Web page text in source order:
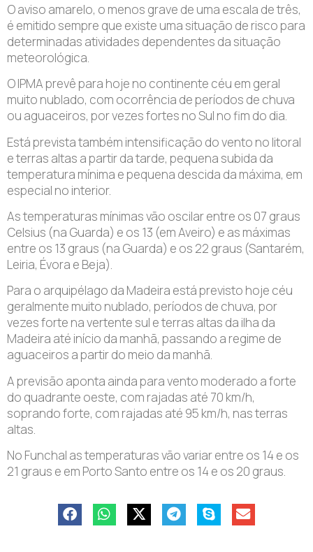
O aviso amarelo, o menos grave de uma escala de três,
é emitido sempre que existe uma situação de risco para
determinadas atividades dependentes da situação
meteorológica.
O IPMA prevê para hoje no continente céu em geral
muito nublado, com ocorrência de períodos de chuva
ou aguaceiros, por vezes fortes no Sul no fim do dia.
Está prevista também intensificação do vento no litoral
e terras altas a partir da tarde, pequena subida da
temperatura mínima e pequena descida da máxima, em
especial no interior.
As temperaturas mínimas vão oscilar entre os 07 graus
Celsius (na Guarda) e os 13 (em Aveiro) e as máximas
entre os 13 graus (na Guarda) e os 22 graus (Santarém,
Leiria, Évora e Beja).
Para o arquipélago da Madeira está previsto hoje céu
geralmente muito nublado, períodos de chuva, por
vezes forte na vertente sul e terras altas da ilha da
Madeira até início da manhã, passando a regime de
aguaceiros a partir do meio da manhã.
A previsão aponta ainda para vento moderado a forte
do quadrante oeste, com rajadas até 70 km/h,
soprando forte, com rajadas até 95 km/h, nas terras
altas.
No Funchal as temperaturas vão variar entre os 14 e os
21 graus e em Porto Santo entre os 14 e os 20 graus.